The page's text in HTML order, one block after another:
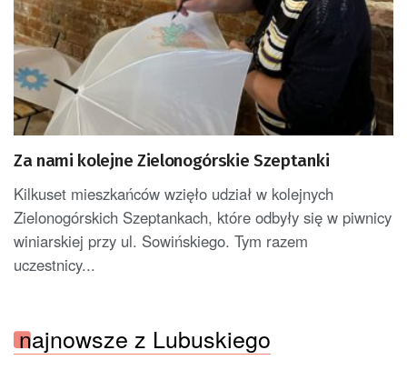
Za nami kolejne Zielonogórskie Szeptanki
Kilkuset mieszkańców wzięło udział w kolejnych
Zielonogórskich Szeptankach, które odbyły się w piwnicy
winiarskiej przy ul. Sowińskiego. Tym razem
uczestnicy...
najnowsze z Lubuskiego